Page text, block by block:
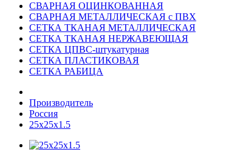
СВАРНАЯ ОЦИНКОВАННАЯ
СВАРНАЯ МЕТАЛЛИЧЕСКАЯ с ПВХ
СЕТКА ТКАНАЯ МЕТАЛЛИЧЕСКАЯ
СЕТКА ТКАНАЯ НЕРЖАВЕЮЩАЯ
СЕТКА ЦПВС-штукатурная
СЕТКА ПЛАСТИКОВАЯ
СЕТКА РАБИЦА
Производитель
Россия
25x25x1.5